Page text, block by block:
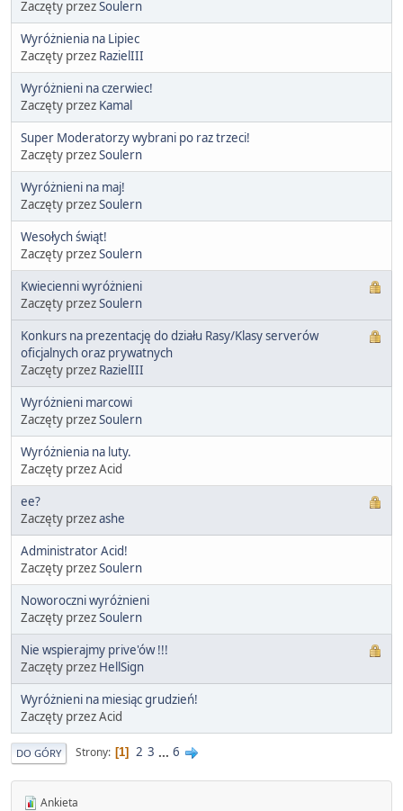
Zaczęty przezSoulern
Wyróżnienia na Lipiec
Zaczęty przez RazielIII
Wyróżnieni na czerwiec!
Zaczęty przez Kamal
Super Moderatorzy wybrani po raz trzeci!
Zaczęty przezSoulern
Wyróżnieni na maj!
Zaczęty przezSoulern
Wesołych świąt!
Zaczęty przezSoulern
Kwiecienni wyróżnieni
Zaczęty przezSoulern
Konkurs na prezentację do działu Rasy/Klasy serverów
oficjalnych oraz prywatnych
Zaczęty przez RazielIII
Wyróżnieni marcowi
Zaczęty przezSoulern
Wyróżnienia na luty.
Zaczęty przez Acid
ee?
Zaczęty przezаshe
Administrator Acid!
Zaczęty przezSoulern
Noworoczni wyróżnieni
Zaczęty przezSoulern
Nie wspierajmy prive'ów !!!
Zaczęty przez HellSign
Wyróżnieni na miesiąc grudzień!
Zaczęty przez Acid
DO GÓRY Strony 1 2 3 ... 6
Ankieta